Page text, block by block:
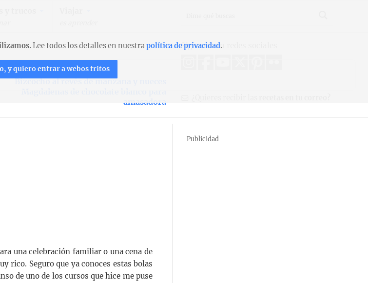
Bizcocho al revés de manzana y nueces
amasadora
Síguenos en redes sociales
una celebración familiar o una cena de
rico. Seguro que ya conoces estas bolas
de uno de los cursos que hice me puse
Publicidad
Lee todos los detalles en nuestrapolítica de privacidad.
y quiero entrar a webos fritos